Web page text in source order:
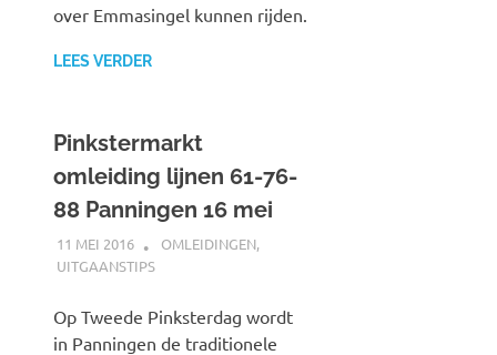
over Emmasingel kunnen rijden.
LEES VERDER
Pinkstermarkt
omleiding lijnen 61-76-
88 Panningen 16 mei
11 MEI 2016 JOHAN
OMLEIDINGEN,
UITGAANSTIPS
Op Tweede Pinksterdag wordt
in Panningen de traditionele